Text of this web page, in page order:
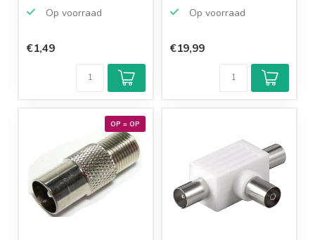
Op voorraad
€1,49
Op voorraad
Klantenbeoordeling
9,2/10
Achteraf
betalen mogelijk
€19,99
OP = OP